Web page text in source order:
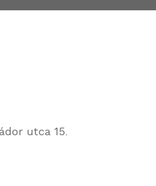
utca 15.